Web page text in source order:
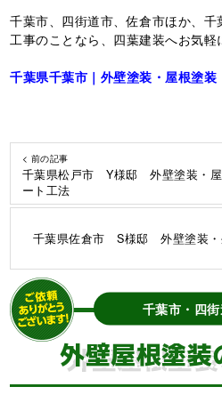
千葉市、四街道市、佐倉市ほか、
工事のことなら、四葉建装へお気軽
千葉県千葉市｜外壁塗装・屋根塗装
< 前の記事
千葉県松戸市 Y様邸 外壁塗装・屋
ート工法
千葉県佐倉市 S様邸 外壁塗装・
千葉市・四
外壁屋根塗装